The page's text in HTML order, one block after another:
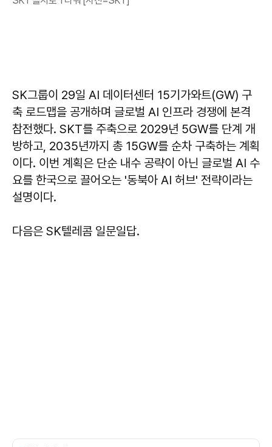
SK그룹이 29일 AI 데이터센터 15기가와트(GW) 구
축 로드맵을 공개하며 글로벌 AI 인프라 경쟁에 본격
참전했다. SKT를 주축으로 2029년 5GW를 단계 개
방하고, 2035년까지 총 15GW를 순차 구축하는 계획
이다. 이번 계획은 단순 내수 공략이 아닌 글로벌 AI 수
요를 한국으로 끌어오는 '동북아 AI 허브' 전략이라는
설명이다.
다음은 SK텔레콤 일문일답.